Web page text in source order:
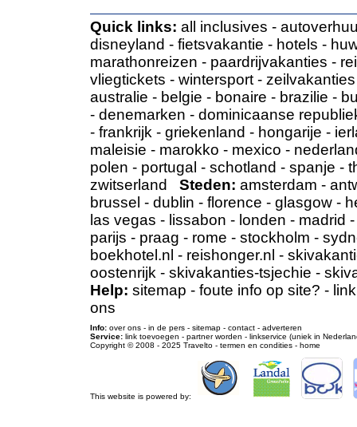
Quick links: all inclusives -
disneyland - fietsvakantie - hotels -
marathonreizen - paardrijvakanties -
vliegtickets - wintersport - zeilvakanties
australie - belgie - bonaire - brazilie -
- denemarken - dominicaanse
- frankrijk - griekenland - hongarije -
maleisie - marokko - mexico -
polen - portugal - schotland - spanje -
zwitserland
Steden: amsterdam -
brussel - dublin - florence - glasgow -
las vegas - lissabon - londen - madrid
parijs - praag - rome - stockholm -
boekhotel.nl - reishonger.nl -
oostenrijk - skivakanties-tsjechie -
Help: sitemap - foute info op site? -
ons
Info: over ons - in de pers - sitemap - contact - adverteren
Service: link toevoegen - partner worden - linkservice (uniek in
Copyright © 2008 - 2025 Travelto - termen en condities - home
This website is powered by: